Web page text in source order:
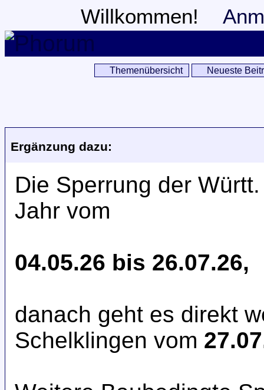
Willkommen!
Themenübersicht Neueste
Ergänzung dazu:
Die Sperrung der
Jahr vom
04.05.26 bis 26.07.26,
danach geht es direkt
Schelklingen vom